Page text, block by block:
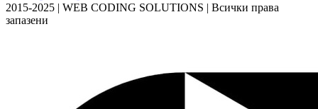
2015-2025 | WEB CODING SOLUTIONS | Всички права
запазени